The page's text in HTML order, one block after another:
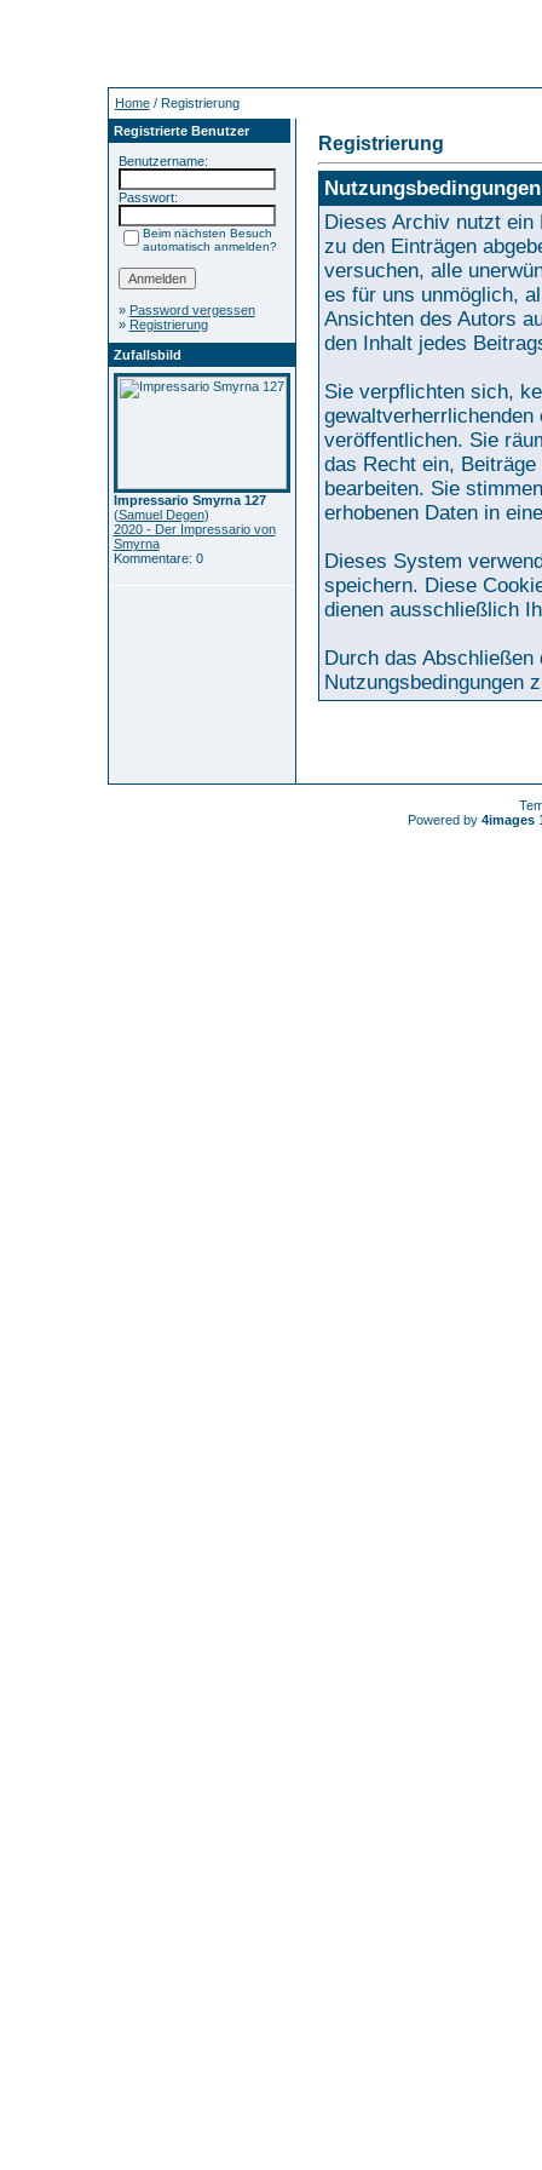
Home/ Registrierung
Registrierte Benutzer
Benutzername:
Passwort:
Beim nächsten Besuch
automatisch anmelden?
» Password vergessen
» Registrierung
Zufallsbild
Impressario Smyrna 127
(Samuel Degen)
2020 - Der Impressario von
Smyrna
Kommentare: 0
Registrierung
Dieses Archiv nutzt ein
zu den Einträgen
versuchen, alle
es für uns unmöglich,
Ansichten des Autors
den Inhalt jedes
Sie verpflichten sich,
veröffentlichen. Sie
das Recht ein,
bearbeiten. Sie
erhobenen Daten in
Dieses System
speichern. Diese
dienen ausschließlich
Durch das
Nutzungsbedingungen
Powered by 4images